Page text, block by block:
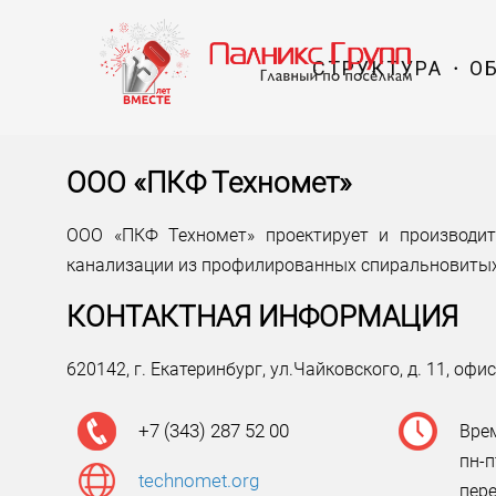
СТРУКТУРА
ООО «ПКФ Техномет»
ООО «ПКФ Техномет» проектирует и
канализации из профилированных
КОНТАКТНАЯ ИНФОРМАЦИЯ
620142, г. Екатеринбург, ул.Чайковского, д. 11,
+7 (343) 287 52 00
technomet.org
пн-